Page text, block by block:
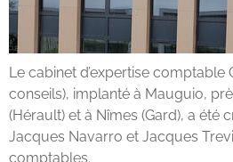
Le cabinet d’expertise comptable
conseils), implanté à Mauguio,
(Hérault) et à Nîmes (Gard), a été
Jacques Navarro et Jacques
comptables.